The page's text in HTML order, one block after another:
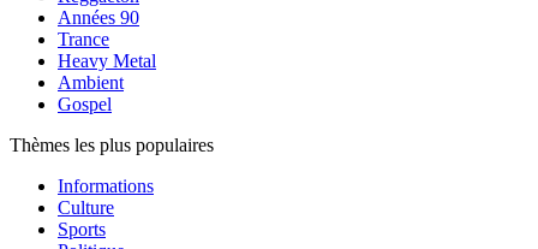
Années 90
Trance
Heavy Metal
Ambient
Gospel
Thèmes les plus populaires
Informations
Culture
Sports